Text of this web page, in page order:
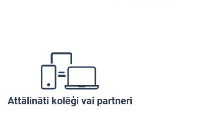
Attālināti kolēģi vai partneri